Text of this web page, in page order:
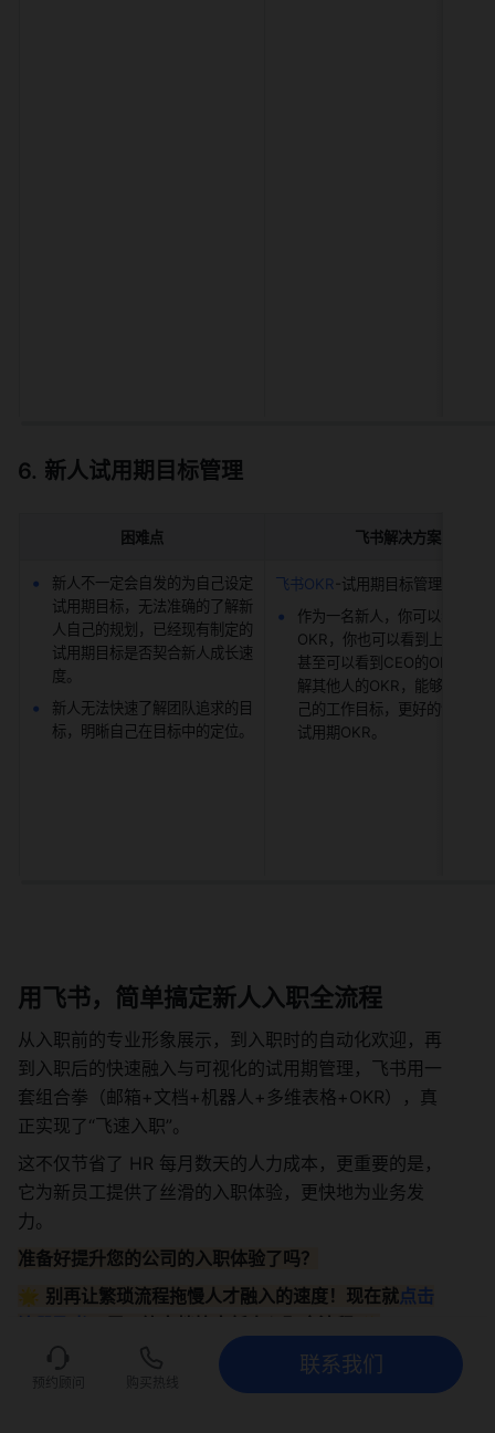
新人试用期目标管理
困难点 飞书解决方案
新人不一定会自发的为自己设定
试用期目标，无法准确的了解新
人自己的规划，已经现有制定的
试用期目标是否契合新人成长速
度。
新人无法快速了解团队追求的目
标，明晰自己在目标中的定位。
飞书OKR-试用期目标管理
作为一名新人，你可以看到同
OKR，你也可以看到上级的
甚至可以看到CEO的OKR。通
解其他人的OKR，能够更加清
己的工作目标，更好的制定自
试用期OKR。
用飞书，简单搞定新人入职全流程
从入职前的专业形象展示，到入职时的自动化欢迎，再
到入职后的快速融入与可视化的试用期管理，飞书用一
套组合拳（邮箱+文档+机器人+多维表格+OKR），真
正实现了“飞速入职”。
这不仅节省了 HR 每月数天的人力成本，更重要的是，
它为新员工提供了丝滑的入职体验，更快地为业务发
力。
准备好提升您的公司的入职体验了吗？
🌟 别再让繁琐流程拖慢人才融入的速度！现在就点击
联系我们
预约顾问 购买热线
联系我们